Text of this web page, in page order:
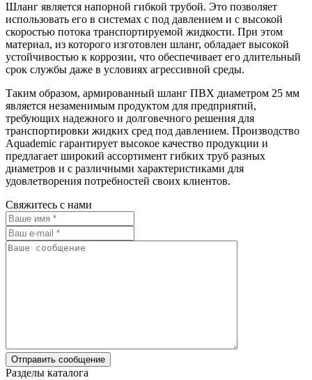
Шланг является напорной гибкой трубой. Это позволяет
использовать его в системах с под давлением и с высокой
скоростью потока транспортируемой жидкости. При этом
материал, из которого изготовлен шланг, обладает высокой
устойчивостью к коррозии, что обеспечивает его длительный
срок службы даже в условиях агрессивной среды.
Таким образом, армированный шланг ПВХ диаметром 25 мм
является незаменимым продуктом для предприятий,
требующих надежного и долговечного решения для
транспортировки жидких сред под давлением. Производство
Aquademic гарантирует высокое качество продукции и
предлагает широкий ассортимент гибких труб разных
диаметров и с различными характеристиками для
удовлетворения потребностей своих клиентов.
Свяжитесь с нами
Разделы каталога